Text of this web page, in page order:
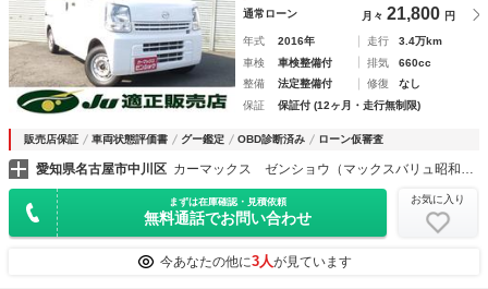
通常ローン 月々 21,800 円
年式 2016年 走行
3.4万km
車検
車検整備付 排気
660cc
整備
法定整備付 修復
なし
保証
保証付 (12ヶ月・走行無制限)
販売店保証 車両状態評価書 グー鑑定 OBD診断済み ローン仮審査
愛知県名古屋市中川区
まずは在庫確認・見積依頼
無料通話でお問い合わせ
お気に入り
今あなたの他に3人が見ています